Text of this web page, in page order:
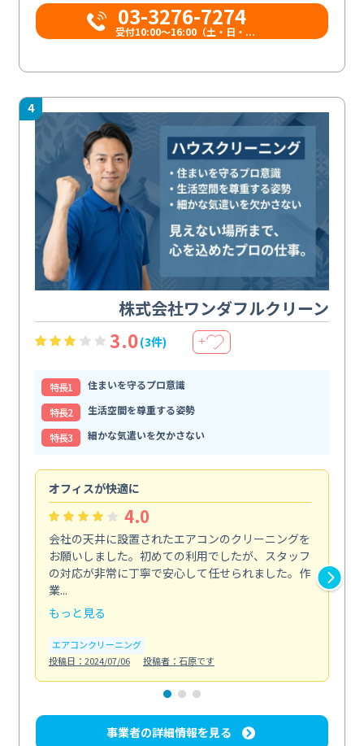
03-3276-7274
受付10:00〜16:00（土・日・...
4
株式会社ワンダフルクリーン
3.0(3件) ＋
特⻑1
住まいを守るプロ意識
特⻑2
生活空間を尊重する姿勢
特⻑3
細かな気遣いを欠かさない
オフィスが快適に
4.0
会社の天井に設置されたエアコンのクリーニングを
お願いしました。初めての利用でしたが、スタッフ
の対応が非常に丁寧で安心して任せられました。作
業...
もっと見る
エアコンクリーニング
投稿日：2024/07/06
投稿者：石原です
事業者の詳細情報を見る